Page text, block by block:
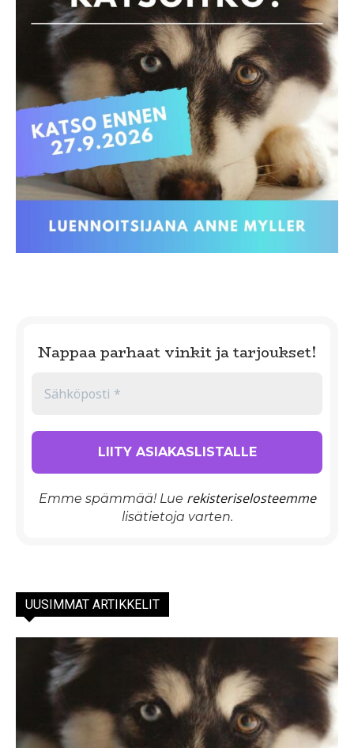
Nappaa parhaat vinkit ja tarjoukset!
Emme spämmää! Lue rekisteriselosteemme
lisätietoja varten.
UUSIMMAT ARTIKKELIT